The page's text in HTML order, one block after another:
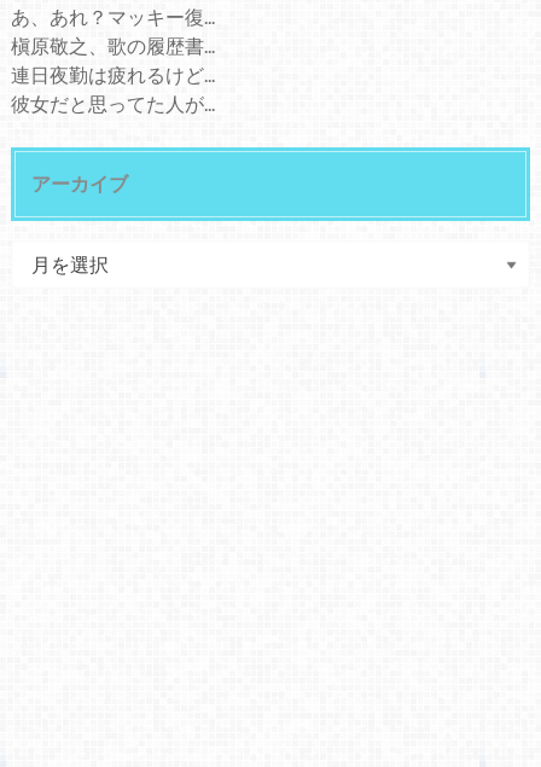
あ、あれ？マッキー復...
槇原敬之、歌の履歴書...
連日夜勤は疲れるけど...
彼女だと思ってた人が...
アーカイブ